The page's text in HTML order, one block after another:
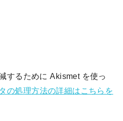
するために Akismet を使っ
の処理方法の詳細はこちらを